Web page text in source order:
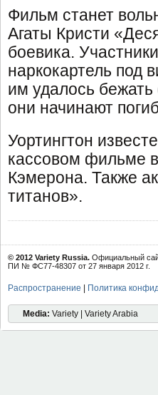
Фильм станет
Агаты Кристи
боевика.
наркокартель под
им удалось
они начинают
Уортингтон
кассовом фильме
Кэмерона. Также
титанов».
© 2012 Variety Russia. Официальный
ПИ № ФС77-48307 от 27 января 2012 г.
Распространение Политика
Media: Variety | Variety Arabia